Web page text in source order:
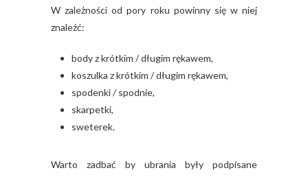
W zależności od pory roku powinny się w niej
znaleźć:
body z krótkim / długim rękawem,
koszulka z krótkim / długim rękawem,
spodenki / spodnie,
skarpetki,
sweterek.
Warto zadbać by ubrania były podpisane